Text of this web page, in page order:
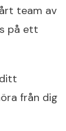
team av
på ett
från dig